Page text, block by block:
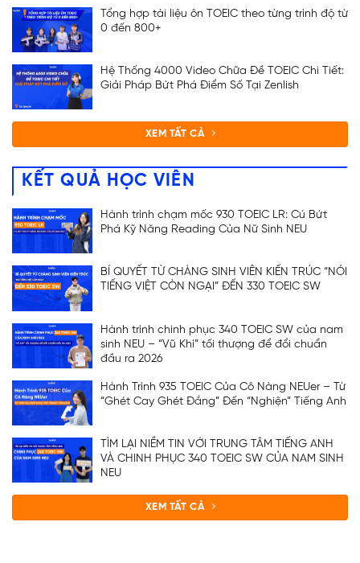
Tổng hợp tài liệu ôn TOEIC theo từng trình độ từ
0 đến 800+
Hệ Thống 4000 Video Chữa Đề TOEIC Chi Tiết:
Giải Pháp Bứt Phá Điểm Số Tại Zenlish
XEM TẤT CẢ
KẾT QUẢ HỌC VIÊN
Hành trình chạm mốc 930 TOEIC LR: Cú Bứt
Phá Kỹ Năng Reading Của Nữ Sinh NEU
BÍ QUYẾT TỪ CHÀNG SINH VIÊN KIẾN TRÚC “NÓI
TIẾNG VIỆT CÒN NGẠI” ĐẾN 330 TOEIC SW
Hành trình chinh phục 340 TOEIC SW của nam
sinh NEU – “Vũ Khí” tối thượng để đổi chuẩn
đầu ra 2026
Hành Trình 935 TOEIC Của Cô Nàng NEUer – Từ
“Ghét Cay Ghét Đắng” Đến “Nghiện” Tiếng Anh
TÌM LẠI NIỀM TIN VỚI TRUNG TÂM TIẾNG ANH
VÀ CHINH PHỤC 340 TOEIC SW CỦA NAM SINH
NEU
XEM TẤT CẢ